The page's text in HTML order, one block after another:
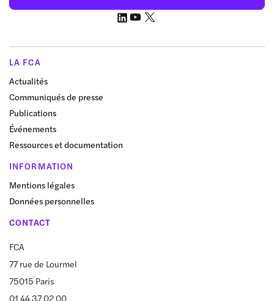
LA FCA
Actualités
Communiqués de presse
Publications
Événements
Ressources et documentation
INFORMATION
Mentions légales
Données personnelles
CONTACT
FCA
77 rue de Lourmel
75015 Paris
01 44 37 02 00